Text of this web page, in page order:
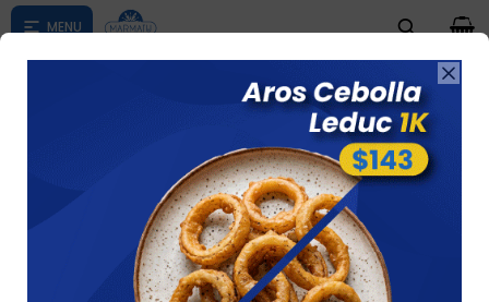

según su zona
0
